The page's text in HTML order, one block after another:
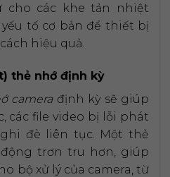
cho các khe tản nhiệt
tố cơ bản để thiết bị
hiệu quả.
thẻ nhớ định kỳ
camera định kỳ sẽ giúp
các file video bị lỗi phát
đè liên tục. Một thẻ
động trơn tru hơn, giúp
bộ xử lý của camera, từ